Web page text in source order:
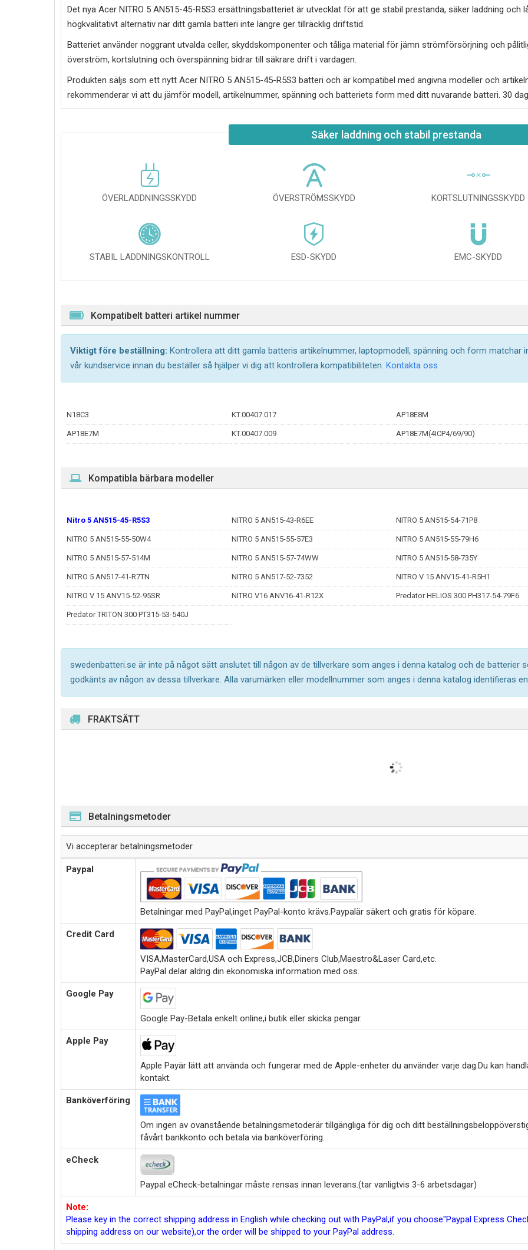
Det nya Acer NITRO 5 AN515-45-R5S3 ersättningsbatteriet är utvecklat för att ge stabil prestanda, säker laddning och
högkvalitativt alternativ när ditt gamla batteri inte längre ger tillräcklig driftstid.
Batteriet använder noggrant utvalda celler, skyddskomponenter och tåliga material för jämn strömförsörjning och
överström, kortslutning och överspänning bidrar till säkrare drift i vardagen.
Produkten säljs som ett nytt Acer NITRO 5 AN515-45-R5S3 batteri och är kompatibel med angivna modeller och
rekommenderar vi att du jämför modell, artikelnummer, spänning och batteriets form med ditt nuvarande batteri. 30
Säker laddning och stabil prestanda
ÖVERLADDNINGSSKYDD ÖVERSTRÖMSSKYDD KORTSLUTNINGSSKYDD
STABIL LADDNINGSKONTROLL ESD-SKYDD EMC-SKYDD
Kompatibelt batteri artikel nummer
Viktigt före beställning: Kontrollera att ditt gamla batteris artikelnummer, laptopmodell, spänning och form matchar
vår kundservice innan du beställer så hjälper vi dig att kontrollera kompatibiliteten. Kontakta oss
N18C3 KT.00407.017 AP18E8M
AP18E7M KT.00407.009 AP18E7M(4ICP4/69/90)
Kompatibla bärbara modeller
Nitro 5 AN515-45-R5S3 NITRO 5 AN515-43-R6EE NITRO 5 AN515-54-71P8
NITRO 5 AN515-55-50W4 NITRO 5 AN515-55-57E3 NITRO 5 AN515-55-79H6
NITRO 5 AN515-57-514M NITRO 5 AN515-57-74WW NITRO 5 AN515-58-735Y
NITRO 5 AN517-41-R7TN NITRO 5 AN517-52-7352 NITRO V 15 ANV15-41-R5H1
NITRO V 15 ANV15-52-95SR NITRO V16 ANV16-41-R12X Predator HELIOS 300 PH317-54-79F6
Predator TRITON 300 PT315-53-540J
swedenbatteri.se är inte på något sätt anslutet till någon av de tillverkare som anges i denna katalog och de batterier
godkänts av någon av dessa tillverkare. Alla varumärken eller modellnummer som anges i denna katalog identifieras
FRAKTSÄTT
Betalningsmetoder
Vi accepterar betalningsmetoder
Paypal
Betalningar med PayPal,inget PayPal-konto krävs.Paypalär säkert och gratis för köpare.
Credit Card
VISA,MasterCard,USA och Express,JCB,Diners Club,Maestro&Laser Card,etc.
PayPal delar aldrig din ekonomiska information med oss.
Google Pay
Google Pay-Betala enkelt online,i butik eller skicka pengar.
Apple Pay
Apple Payär lätt att använda och fungerar med de Apple-enheter du använder varje dag.Du kan
kontakt.
Banköverföring
Om ingen av ovanstående betalningsmetoderär tillgängliga för dig och ditt
fåvårt bankkonto och betala via banköverföring.
eCheck
Paypal eCheck-betalningar måste rensas innan leverans.(tar vanligtvis 3-6 arbetsdagar)
Note:
Please key in the correct shipping address in English while checking out with PayPal,if you choose"Paypal Express
shipping address on our website),or the order will be shipped to your PayPal address.